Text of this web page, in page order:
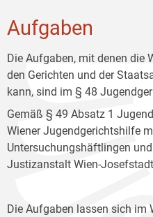
Aufgaben
Die Aufgaben, mit denen die
den Gerichten und der
kann, sind im § 48
Gemäß § 49 Absatz 1
Wiener Jugendgerichtshilfe
Untersuchungshäftlingen
Justizanstalt Wien-
Die Aufgaben lassen sich im